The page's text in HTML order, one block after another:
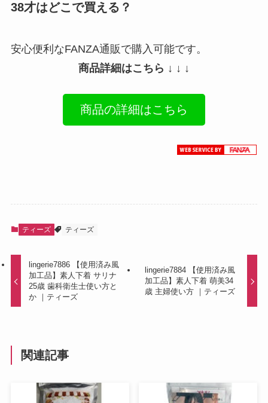
38才はどこで買える？
安心便利なFANZA通販で購入可能です。
商品詳細はこちら ↓ ↓ ↓
商品の詳細はこちら
ティーズ ティーズ
lingerie7886 【使用済み風
加工品】素人下着 サリナ
25歳 歯科衛生士使い方と
か ｜ティーズ
lingerie7884 【使用済み風
加工品】素人下着 萌美34
歳 主婦使い方 ｜ティーズ
関連記事